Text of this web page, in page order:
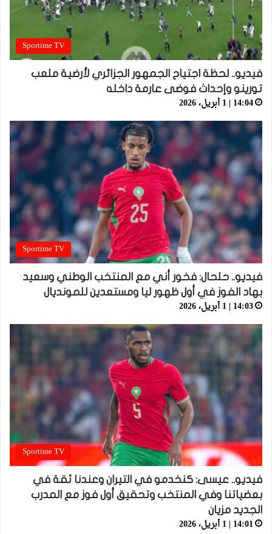
Sportime TV
فيديو.. لحظة اجتياح الجمهور الجزائري لأرضية ملعب
تورينو وإحداث فوضى عارمة داخله
14:04 | 1 أبريل، 2026
Sportime TV
فيديو.. حلحال: فخور أني مع المنتخب الوطني وسعيد
بهاد الفوز في أول ظهور ليا ومستعدين للمونديال
14:03 | 1 أبريل، 2026
Sportime TV
فيديو.. عيسى: كنخدمو في التيران وعندنا ثقة في
بعضياتنا وفي المنتخب وتحقيق أول فوز مع المدرب
الجديد مزيان
14:01 | 1 أبريل، 2026